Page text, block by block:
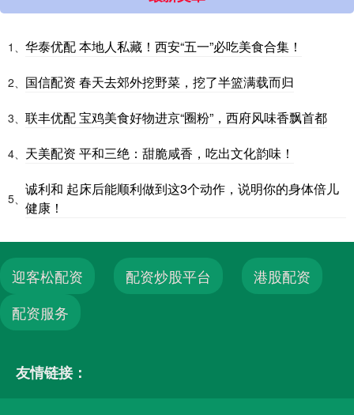
1、 华泰优配 本地人私藏！西安“五一”必吃美食合集！
2、 国信配资 春天去郊外挖野菜，挖了半篮满载而归
3、 联丰优配 宝鸡美食好物进京“圈粉”，西府风味香飘首都
4、 天美配资 平和三绝：甜脆咸香，吃出文化韵味！
5、
诚利和 起床后能顺利做到这3个动作，说明你的身体倍儿
健康！
迎客松配资 配资炒股平台
港股配资
配资服务
友情链接：